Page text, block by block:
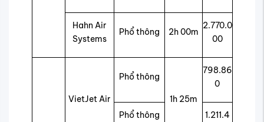
Hahn Air
Systems
Phổ thông 2h 00m
2.770.0
00
VietJet Air
Phổ thông
1h 25m
798.86
0
Phổ thông
1.211.4